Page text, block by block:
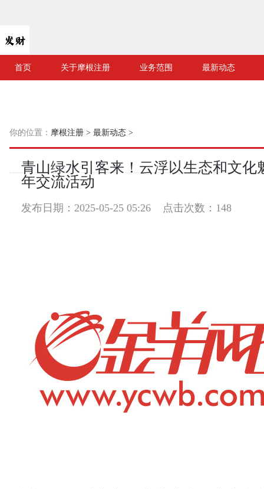
首页 关于摩根注册 业务范围 最新动态
你的位置： 摩根注册 > 最新动态 >
青山绿水引客来！云浮以生态和文化
年交流活动
发布日期：2025-05-25 05:26 点击次数：148